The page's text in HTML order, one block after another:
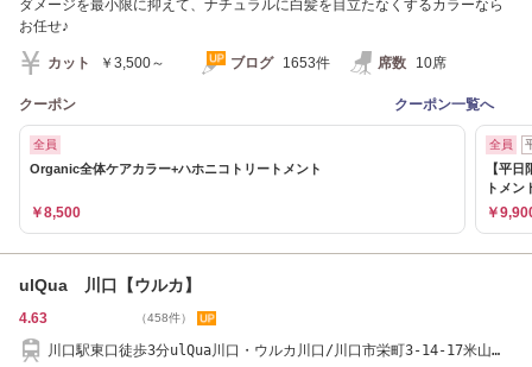
ダメージを最小限に抑えて、ナチュラルに白髪を目立たなくするカラーなら
お任せ♪
カット ￥3,500～ ブログ 1653件 席数 10席
クーポン クーポン一覧へ
全員
Organic全体ケアカラー+ハホニコトリートメント
￥8,500
全員
【平
トメン
￥
ulQua 川口【ウルカ】
4.63 （458件）
川口駅東口徒歩3分ulQua川口・ウルカ川口/川口市栄町3-14-17米山川